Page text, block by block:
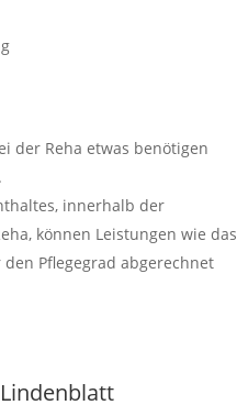
der Reha etwas benötigen
innerhalb der
können Leistungen wie das
Pflegegrad abgerechnet